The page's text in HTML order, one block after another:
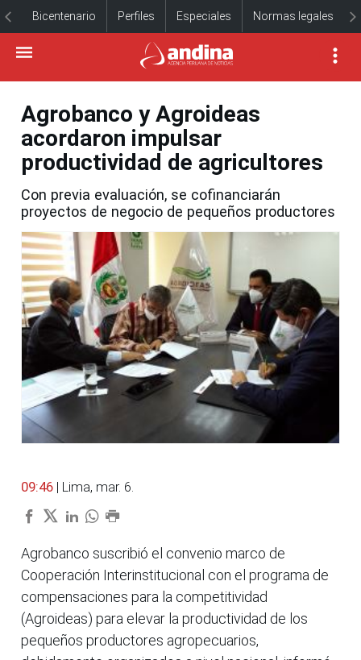
Bicentenario Perfiles Especiales Normas legales
Agrobanco y Agroideas
acordaron impulsar
productividad de agricultores
Con previa evaluación, se cofinanciarán
proyectos de negocio de pequeños productores
09:46 | Lima, mar. 6.
Agrobanco suscribió el convenio marco de
Cooperación Interinstitucional con el programa de
compensaciones para la competitividad
(Agroideas) para elevar la productividad de los
pequeños productores agropecuarios,